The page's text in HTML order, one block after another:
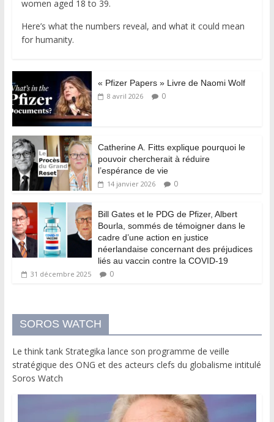
women aged 18 to 39.
Here’s what the numbers reveal, and what it could mean
for humanity.
« Pfizer Papers » Livre de Naomi Wolf
8 avril 2026 0
Catherine A. Fitts explique pourquoi le
pouvoir chercherait à réduire
l’espérance de vie
14 janvier 2026 0
Bill Gates et le PDG de Pfizer, Albert
Bourla, sommés de témoigner dans le
cadre d’une action en justice
néerlandaise concernant des préjudices
liés au vaccin contre la COVID-19
31 décembre 2025 0
SOROS WATCH
Le think tank Strategika lance son programme de veille
stratégique des ONG et des acteurs clefs du globalisme intitulé
Soros Watch